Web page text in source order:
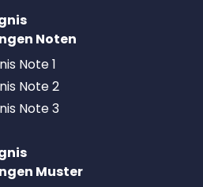
Noten
Note 1
Note 2
Note 3
Muster